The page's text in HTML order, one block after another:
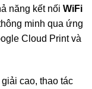
năng kết nối WiFi
minh qua ứng
Cloud Print và
cao, thao tác